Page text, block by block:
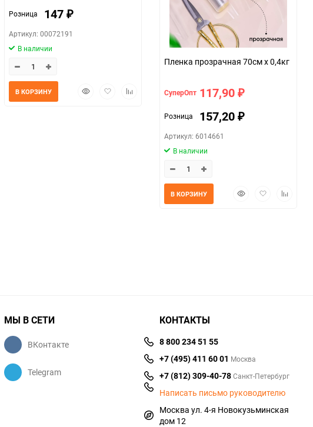
Розница 147 ₽
Артикул: 00072191
В наличии
БыстрыйДобавитьДобавить
В КОРЗИНУ
Пленка прозрачная 70см х 0,4кг
СуперОпт 117,90 ₽
Розница 157,20 ₽
Артикул: 6014661
В наличии
БыстрыйДобавить
В КОРЗИНУ
МЫ В СЕТИ
ВКонтакте
Telegram
КОНТАКТЫ
8 800 234 51 55
+7 (495) 411 60 01 Москва
+7 (812) 309-40-78Санкт-Петербург
Написать письмо руководителю
Москва ул. 4-я Новокузьминская
дом 12